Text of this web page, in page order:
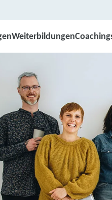
Weiterbildungen